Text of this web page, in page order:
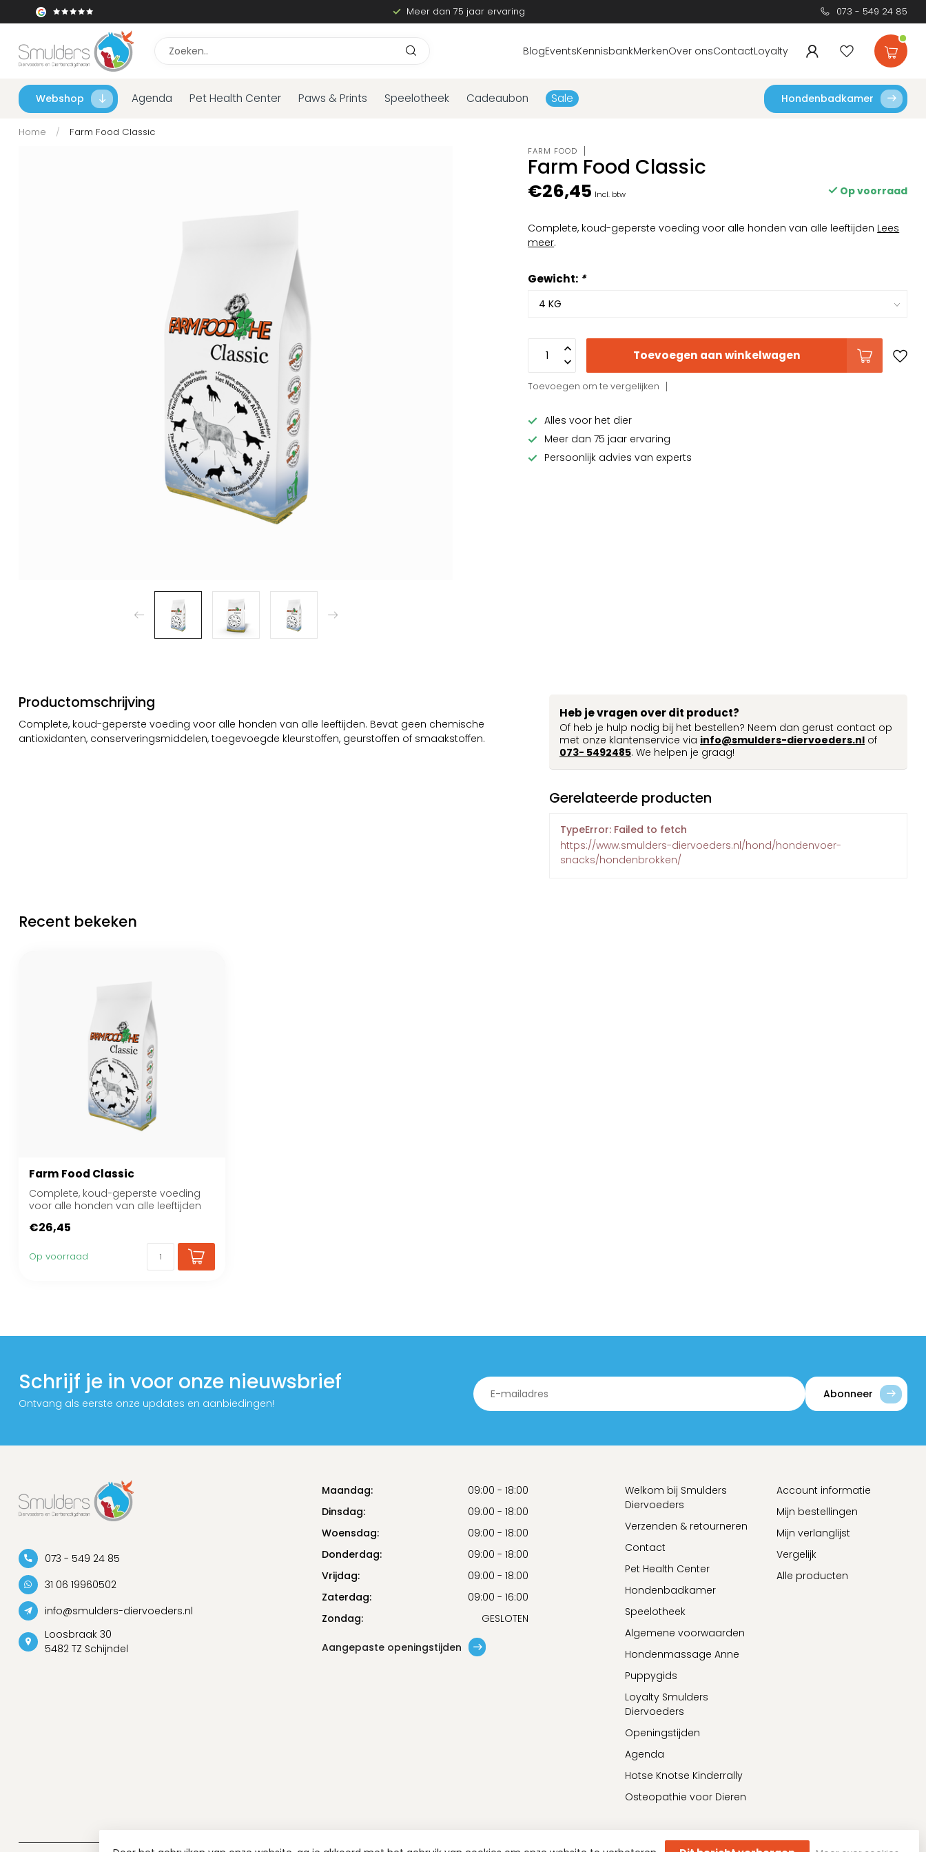
Meer dan 75 jaar ervaring 073 - 549 24 85
BlogEventsKennisbankMerkenOver onsContactLoyalty
Webshop Agenda Pet Health Center Paws & Prints Speelotheek Cadeaubon Sale Hondenbadkamer
Home / Farm Food Classic
FARM FOOD
Farm Food Classic
€26,45 Incl. btw Op voorraad
Complete, koud-geperste voeding voor alle honden van alle leeftijden Lees
meer.
Gewicht: *
Toevoegen aan winkelwagen
Toevoegen om te vergelijken
Alles voor het dier
Meer dan 75 jaar ervaring
Persoonlijk advies van experts
Productomschrijving
Complete, koud-geperste voeding voor alle honden van alle leeftijden. Bevat geen chemische
antioxidanten, conserveringsmiddelen, toegevoegde kleurstoffen, geurstoffen of smaakstoffen.
Heb je vragen over dit product?
Of heb je hulp nodig bij het bestellen? Neem dan gerust contact op
met onze klantenservice via info@smulders-diervoeders.nl of
073- 5492485. We helpen je graag!
Gerelateerde producten
TypeError: Failed to fetch
https://www.smulders-diervoeders.nl/hond/hondenvoer-
snacks/hondenbrokken/
Recent bekeken
Farm Food Classic
Complete, koud-geperste voeding
voor alle honden van alle leeftijden
€26,45
Op voorraad
Schrijf je in voor onze nieuwsbrief
Ontvang als eerste onze updates en aanbiedingen!
Abonneer
073 - 549 24 85
31 06 19960502
info@smulders-diervoeders.nl
Loosbraak 30
5482 TZ Schijndel
Maandag:
09:00 - 18:00
Dinsdag:
09:00 - 18:00
Woensdag:
09:00 - 18:00
Donderdag:
09:00 - 18:00
Vrijdag:
09:00 - 18:00
Zaterdag:
09:00 - 16:00
Zondag:
GESLOTEN
Aangepaste openingstijden
Welkom bij Smulders
Diervoeders
Verzenden & retourneren
Contact
Pet Health Center
Hondenbadkamer
Speelotheek
Algemene voorwaarden
Hondenmassage Anne
Puppygids
Loyalty Smulders
Diervoeders
Openingstijden
Agenda
Hotse Knotse Kinderrally
Osteopathie voor Dieren
Account informatie
Mijn bestellingen
Mijn verlanglijst
Vergelijk
Alle producten